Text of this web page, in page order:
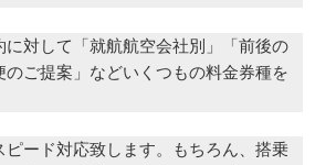
対して「就航航空会社別」「前後の
のご提案」などいくつもの料金券種を
ード対応致します。もちろん、搭乗